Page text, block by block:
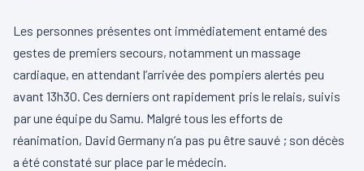
Les personnes présentes ont immédiatement entamé des
gestes de premiers secours, notamment un massage
cardiaque, en attendant l’arrivée des pompiers alertés peu
avant 13h30. Ces derniers ont rapidement pris le relais, suivis
par une équipe du Samu. Malgré tous les efforts de
réanimation, David Germany n’a pas pu être sauvé ; son décès
a été constaté sur place par le médecin.